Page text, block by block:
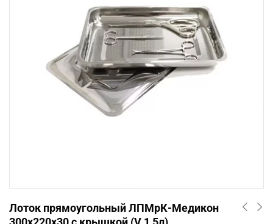
Лоток прямоугольный ЛПМрК-Медикон